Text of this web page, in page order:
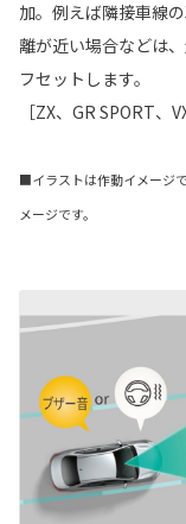
加。例えば隣接車線
離が近い場合などは
フセットします。
［ZX、GR SPORT、
■イラストは作動イメージ
メージです。